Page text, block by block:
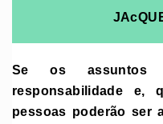
Se os assuntos
responsabilidade e,
pessoas poderão ser